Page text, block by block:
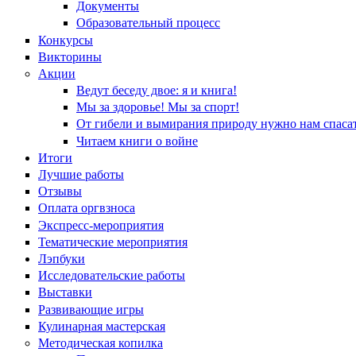
Документы
Образовательный процесс
Конкурсы
Викторины
Акции
Ведут беседу двое: я и книга!
Мы за здоровье! Мы за спорт!
От гибели и вымирания природу нужно нам
Читаем книги о войне
Итоги
Лучшие работы
Отзывы
Оплата оргвзноса
Экспресс-мероприятия
Тематические мероприятия
Лэпбуки
Исследовательские работы
Выставки
Развивающие игры
Кулинарная мастерская
Методическая копилка